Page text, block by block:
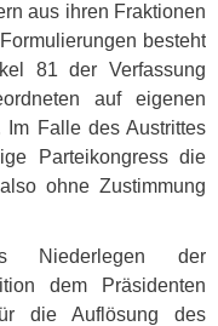
aus ihren Fraktionen
besteht
81 der Verfassung
auf eigenen
Falle des Austrittes
Parteikongress die
ohne Zustimmung
der
dem Präsidenten
die Auflösung des